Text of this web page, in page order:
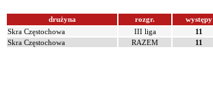
drużyna rozgr. występy
Skra Częstochowa
III liga 11
Skra Częstochowa
RAZEM 11